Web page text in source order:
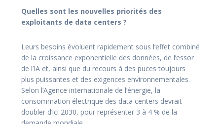
Quelles sont les nouvelles priorités des
exploitants de data centers ?
Leurs besoins évoluent rapidement sous l’effet combiné
de la croissance exponentielle des données, de l’essor
de l’IA et, ainsi que du recours à des puces toujours
plus puissantes et des exigences environnementales.
Selon l’Agence internationale de l’énergie, la
consommation électrique des data centers devrait
doubler d’ici 2030, pour représenter 3 à 4 % de la